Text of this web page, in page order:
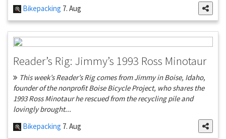
Bikepacking 7. Aug
Reader’s Rig: Jimmy’s 1993 Ross Minotaur
This week’s Reader’s Rig comes from Jimmy in Boise, Idaho,
founder of the nonprofit Boise Bicycle Project, who shares the
1993 Ross Minotaur he rescued from the recycling pile and
lovingly brought...
Bikepacking 7. Aug